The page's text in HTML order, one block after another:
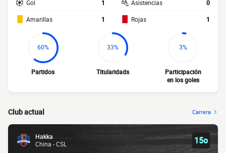
Gol 1
Amarillas 1
Asistencias 0
Rojas 1
60%
Partidos
33%
Titularidads
3%
Participación
en los goles
Club actual Carrera
Hakka
China - CSL
15o